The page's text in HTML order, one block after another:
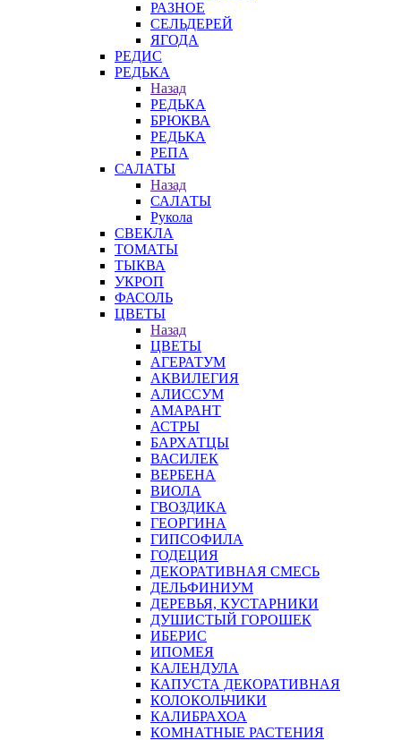
РАЗНОЕ
СЕЛЬДЕРЕЙ
ЯГОДА
РЕДИС
РЕДЬКА
Назад
РЕДЬКА
БРЮКВА
РЕДЬКА
РЕПА
САЛАТЫ
Назад
САЛАТЫ
Рукола
СВЕКЛА
ТОМАТЫ
ТЫКВА
УКРОП
ФАСОЛЬ
ЦВЕТЫ
Назад
ЦВЕТЫ
АГЕРАТУМ
АКВИЛЕГИЯ
АЛИССУМ
АМАРАНТ
АСТРЫ
БАРХАТЦЫ
ВАСИЛЕК
ВЕРБЕНА
ВИОЛА
ГВОЗДИКА
ГЕОРГИНА
ГИПСОФИЛА
ГОДЕЦИЯ
ДЕКОРАТИВНАЯ СМЕСЬ
ДЕЛЬФИНИУМ
ДЕРЕВЬЯ, КУСТАРНИКИ
ДУШИСТЫЙ ГОРОШЕК
ИБЕРИС
ИПОМЕЯ
КАЛЕНДУЛА
КАПУСТА ДЕКОРАТИВНАЯ
КОЛОКОЛЬЧИКИ
КАЛИБРАХОА
КОМНАТНЫЕ РАСТЕНИЯ